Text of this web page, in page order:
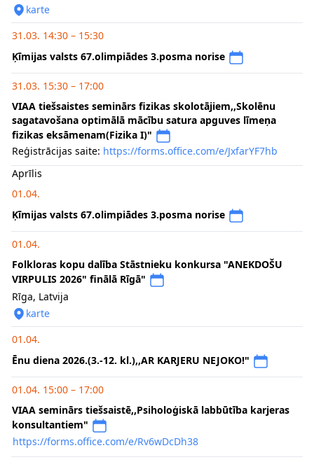
karte
31.03. 14:30 – 15:30
Ķīmijas valsts 67.olimpiādes 3.posma norise
31.03. 15:30 – 17:00
VIAA tiešsaistes seminārs fizikas skolotājiem,,Skolēnu
sagatavošana optimālā mācību satura apguves līmeņa
fizikas eksāmenam(Fizika I)"
Reģistrācijas saite: https://forms.office.com/e/JxfarYF7hb
Aprīlis
01.04.
Ķīmijas valsts 67.olimpiādes 3.posma norise
01.04.
Folkloras kopu dalība Stāstnieku konkursa "ANEKDOŠU
VIRPULIS 2026" finālā Rīgā"
Rīga, Latvija
karte
01.04.
Ēnu diena 2026.(3.-12. kl.),,AR KARJERU NEJOKO!"
01.04. 15:00 – 17:00
VIAA seminārs tiešsaistē,,Psiholoģiskā labbūtība karjeras
konsultantiem"
https://forms.office.com/e/Rv6wDcDh38